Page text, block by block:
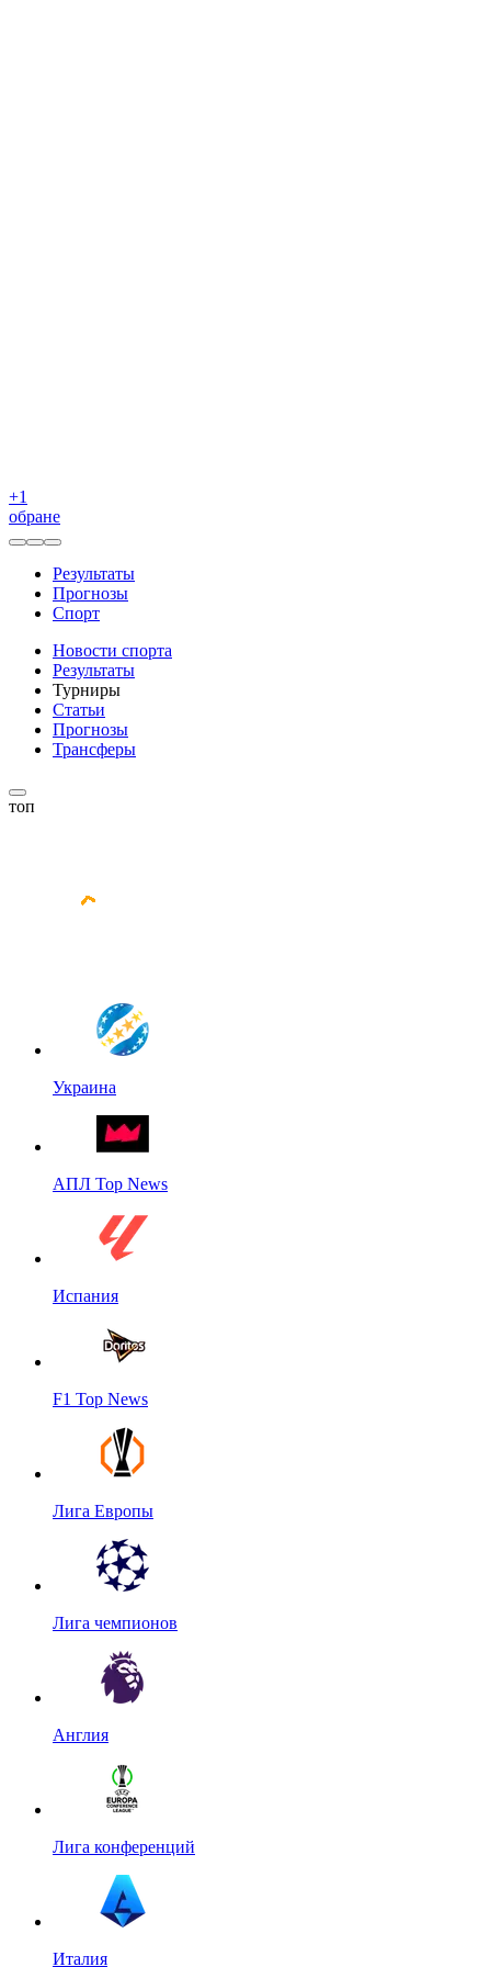
+1
обране
Результаты
Прогнозы
Спорт
Новости спорта
Результаты
Турниры
Статьи
Прогнозы
Трансферы
топ
Украина
АПЛ Top News
Испания
F1 Top News
Лига Европы
Лига чемпионов
Англия
Лига конференций
Италия